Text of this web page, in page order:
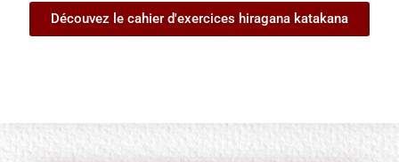
Découvez le cahier d'exercices hiragana katakana